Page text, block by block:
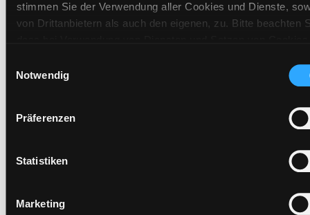
stimmen Sie der Verwendung aller Cookies und Dienste,
von Drittanbietern als auch den eigenen, zu. Bitte beachten
(Länder außerhalb des EWR ohne adäquates
Datenschutzniveau) stattfinden kann. In diesem
ausgeschlossen werden. Eine Verarbeitung durch solche
Einwilligung erteilen („Auswahl erlauben“) oder auf die
Schaltfläche „Alle zulassen“ klicken. Unter dem Punkt
Kategorien von Cookies und ähnlichen Technologien.
Notwendig
Präferenzen
Statistiken
Marketing
Standort 3:
Hotline (Mo-Fr 9 bis 17 Uhr): 0316 872-